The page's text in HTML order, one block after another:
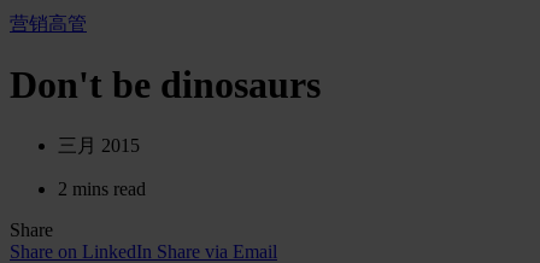
营销高管
Don't be dinosaurs
三月 2015
2 mins read
Share
Share on LinkedIn Share via Email